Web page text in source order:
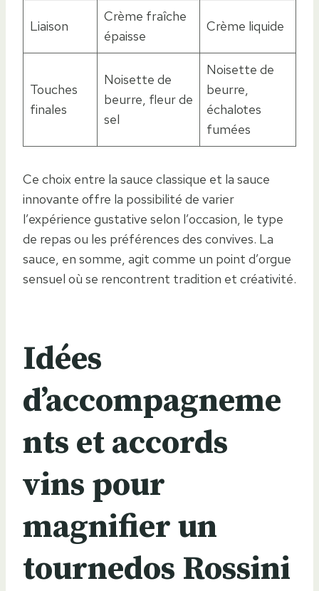
Liaison
Crème fraîche
épaisse
Crème liquide
Touches
finales
Noisette de
beurre, fleur de
sel
Noisette de
beurre,
échalotes
fumées
Ce choix entre la sauce classique et la sauce
innovante offre la possibilité de varier
l’expérience gustative selon l’occasion, le type
de repas ou les préférences des convives. La
sauce, en somme, agit comme un point d’orgue
sensuel où se rencontrent tradition et créativité.
Idées
d’accompagneme
nts et accords
vins pour
magnifier un
tournedos Rossini